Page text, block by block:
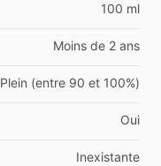
100 ml
Moins de 2 ans
Plein (entre 90 et 100%)
Oui
Inexistante